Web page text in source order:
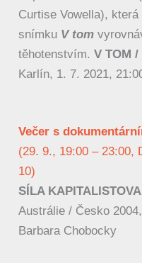
Curtise Vowella),
snímku V tom
těhotenstvím.V TOM
Karlín, 1. 7. 2021,
Večer s
(29. 9., 19:00 – 23:00,
10)
SÍLA KAPITALISTOVA
Austrálie / Česko
Barbara Chobocky